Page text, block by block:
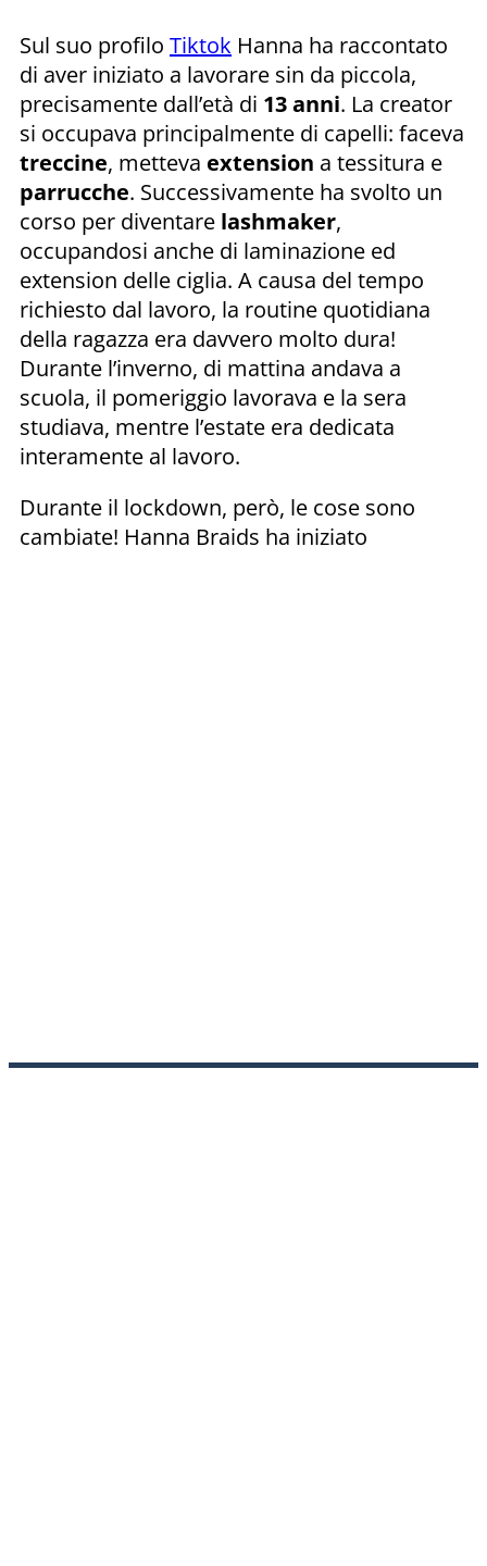
Sul suo profilo Tiktok Hanna ha raccontato
di aver iniziato a lavorare sin da piccola,
precisamente dall’età di 13 anni. La creator
si occupava principalmente di capelli: faceva
treccine, metteva extension a tessitura e
parrucche. Successivamente ha svolto un
corso per diventare lashmaker,
occupandosi anche di laminazione ed
extension delle ciglia. A causa del tempo
richiesto dal lavoro, la routine quotidiana
della ragazza era davvero molto dura!
Durante l’inverno, di mattina andava a
scuola, il pomeriggio lavorava e la sera
studiava, mentre l’estate era dedicata
interamente al lavoro.
Durante il lockdown, però, le cose sono
cambiate! Hanna Braids ha iniziato